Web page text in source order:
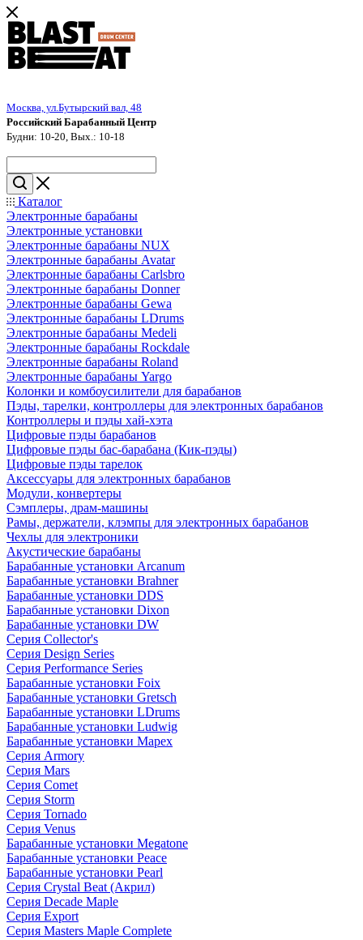
Москва, ул.Бутырский вал, 48
Российский Барабанный Центр
Будни: 10-20, Вых.: 10-18
Каталог
Электронные барабаны
Электронные установки
Электронные барабаны NUX
Электронные барабаны Avatar
Электронные барабаны Carlsbro
Электронные барабаны Donner
Электронные барабаны Gewa
Электронные барабаны LDrums
Электронные барабаны Medeli
Электронные барабаны Rockdale
Электронные барабаны Roland
Электронные барабаны Yargo
Колонки и комбоусилители для барабанов
Пэды, тарелки, контроллеры для электронных барабанов
Контроллеры и пэды хай-хэта
Цифровые пэды барабанов
Цифровые пэды бас-барабана (Кик-пэды)
Цифровые пэды тарелок
Аксессуары для электронных барабанов
Модули, конвертеры
Сэмплеры, драм-машины
Рамы, держатели, клэмпы для электронных барабанов
Чехлы для электроники
Акустические барабаны
Барабанные установки Arcanum
Барабанные установки Brahner
Барабанные установки DDS
Барабанные установки Dixon
Барабанные установки DW
Серия Collector's
Серия Design Series
Серия Performance Series
Барабанные установки Foix
Барабанные установки Gretsch
Барабанные установки LDrums
Барабанные установки Ludwig
Барабанные установки Mapex
Серия Armory
Серия Mars
Серия Comet
Серия Storm
Серия Tornado
Серия Venus
Барабанные установки Megatone
Барабанные установки Peace
Барабанные установки Pearl
Серия Crystal Beat (Акрил)
Серия Decade Maple
Серия Export
Серия Masters Maple Complete